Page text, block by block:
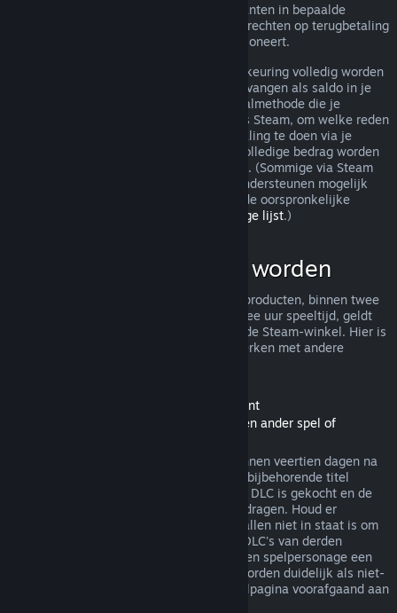
terugbetaling toch worden behandeld. Klanten in bepaalde
jurisdicties hebben mogelijk aanvullende rechten op terugbetaling
wanneer het spel niet naar behoren functioneert.
Je aankoop zal binnen een week na goedkeuring volledig worden
terugbetaald. Je zult de terugbetaling ontvangen als saldo in je
Steam-portemonnee of via dezelfde betaalmethode die je
gebruikt hebt om de aankoop te doen. Als Steam, om welke reden
dan ook, niet in staat is om een terugbetaling te doen via je
oorspronkelijke betaalmethode, zal het volledige bedrag worden
bijgeschreven aan je Steam-portemonnee. (Sommige via Steam
beschikbare betaalmethoden in je land ondersteunen mogelijk
geen terugbetaling van een aankoop via de oorspronkelijke
Klik hier voor een volledige lijst.)
Wat kan terugbetaald worden
Het aanbod tot terugbetaling van Steam-producten, binnen twee
weken na aankoop en met minder dan twee uur speeltijd, geldt
voor spellen en softwaretoepassingen in de Steam-winkel. Hier is
een overzicht van hoe terugbetalingen werken met andere
Terugbetalingen van Downloadable Content
(Steam-winkelinhoud bruikbaar binnen een ander spel of
In de Steam-winkel gekochte DLC kan binnen veertien dagen na
aankoop worden terugbetaald, zolang de bijbehorende titel
minder dan twee uur gespeeld is sinds de DLC is gekocht en de
DLC niet is verbruikt, gewijzigd of overgedragen. Houd er
rekening mee dat Steam in sommige gevallen niet in staat is om
terugbetalingen te doen voor een aantal DLC's van derden
(bijvoorbeeld als de DLC onomkeerbaar een spelpersonage een
level laat stijgen). Deze uitzonderingen worden duidelijk als niet-
terugbetaalbaar gemarkeerd op de winkelpagina voorafgaand aan